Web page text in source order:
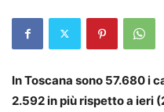
In Toscana sono 57.680 i
2.592 in più rispetto a ieri